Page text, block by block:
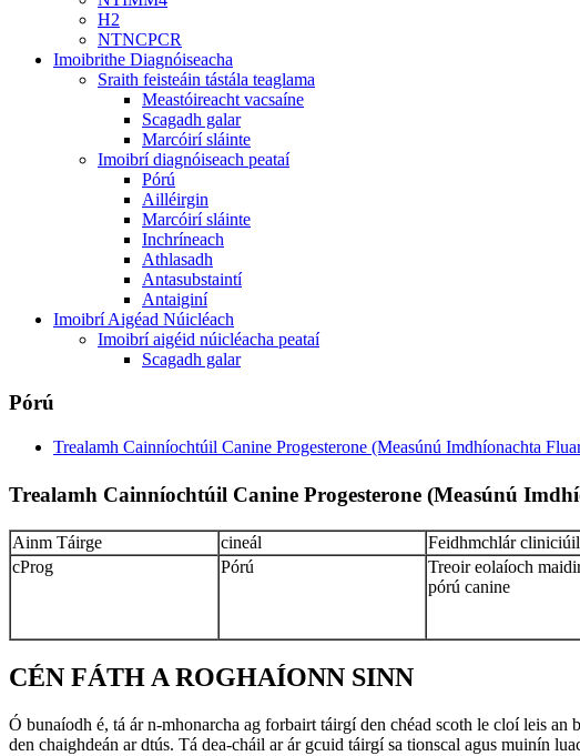
H2
NTNCPCR
Imoibrithe Diagnóiseacha
Sraith feisteáin tástála teaglama
Meastóireacht vacsaíne
Scagadh galar
Marcóirí sláinte
Imoibrí diagnóiseach peataí
Pórú
Ailléirgin
Marcóirí sláinte
Inchríneach
Athlasadh
Antasubstaintí
Antaiginí
Imoibrí Aigéad Núicléach
Imoibrí aigéid núicléacha peataí
Scagadh galar
Pórú
Trealamh Cainníochtúil Canine Progesterone (Measúnú Imdhíonachta
Trealamh Cainníochtúil Canine Progesterone (Measúnú
Ainm Táirge cineál Feidhmchlár cliniciúil
cProg
Pórú
Treoir eolaíoch
pórú canine
CÉN FÁTH A ROGHAÍONN SINN
Ó bunaíodh é, tá ár n-mhonarcha ag forbairt táirgí den chéad scoth le cloí leis an
den chaighdeán ar dtús. Tá dea-cháil ar ár gcuid táirgí sa tionscal agus muinín